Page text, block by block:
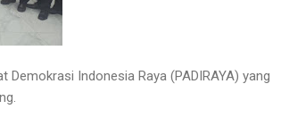
Indonesia Raya (PADIRAYA) yang